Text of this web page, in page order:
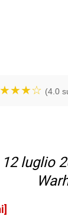
(4.0
luglio